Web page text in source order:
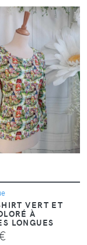
VOIR
VERT ET
À
LONGUES